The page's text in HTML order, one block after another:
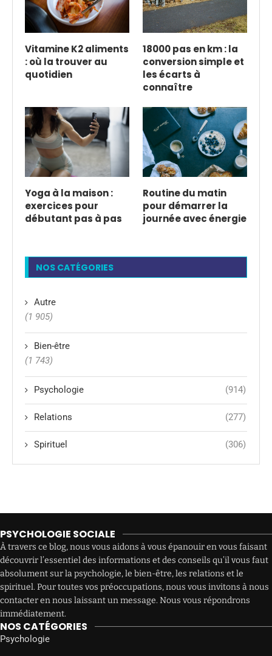
Vitamine K2 aliments
: où la trouver au
quotidien
18000 pas en km : la
conversion simple et
les écarts à
connaître
Yoga à la maison :
exercices pour
débutant pas à pas
Routine du matin
pour démarrer la
journée avec énergie
NOS CATÉGORIES
Autre
(1 905)
Bien-être
(1 743)
Psychologie (914)
Relations (277)
Spirituel (306)
PSYCHOLOGIE SOCIALE
À travers ce blog, nous vous aidons à vous épanouir en vous faisant
découvrir l’essentiel des informations et des conseils qu’il vous faut
absolument sur la psychologie, le bien-être, les relations et le
spirituel. Pour toutes vos préoccupations, nous vous invitons à nous
contacter en nous laissant un message. Nous vous répondrons
immédiatement.
NOS CATÉGORIES
Psychologie